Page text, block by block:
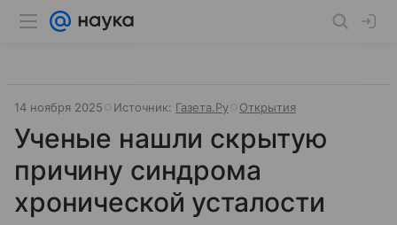
14 ноября 2025 Источник: Газета.Ру Открытия
Ученые нашли скрытую
причину синдрома
хронической усталости